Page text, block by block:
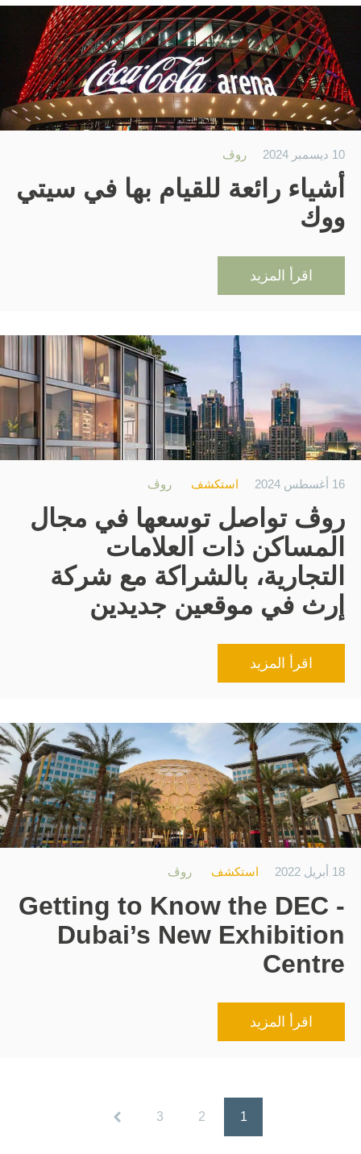
10 ديسمبر 2024 روڤ
أشياء رائعة للقيام بها في سيتي
ووك
اقرأ المزيد
16 أغسطس 2024 استكشف روڤ
روڤ تواصل توسعها في مجال
المساكن ذات العلامات
التجارية، بالشراكة مع شركة
إرث في موقعين جديدين
اقرأ المزيد
18 أبريل 2022 استكشف روڤ
Getting to Know the DEC -
Dubai’s New Exhibition
Centre
اقرأ المزيد
1
2
3